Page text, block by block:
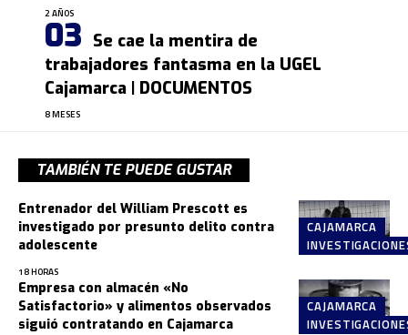
2 AÑOS
Se cae la mentira de
trabajadores fantasma en la UGEL
Cajamarca | DOCUMENTOS
8 MESES
TAMBIÉN TE PUEDE GUSTAR
CAJAMARCA
Entrenador del William Prescott es
investigado por presunto delito contra
adolescente
18 HORAS
CAJAMARCA
Empresa con almacén «No
Satisfactorio» y alimentos observados
siguió contratando en Cajamarca